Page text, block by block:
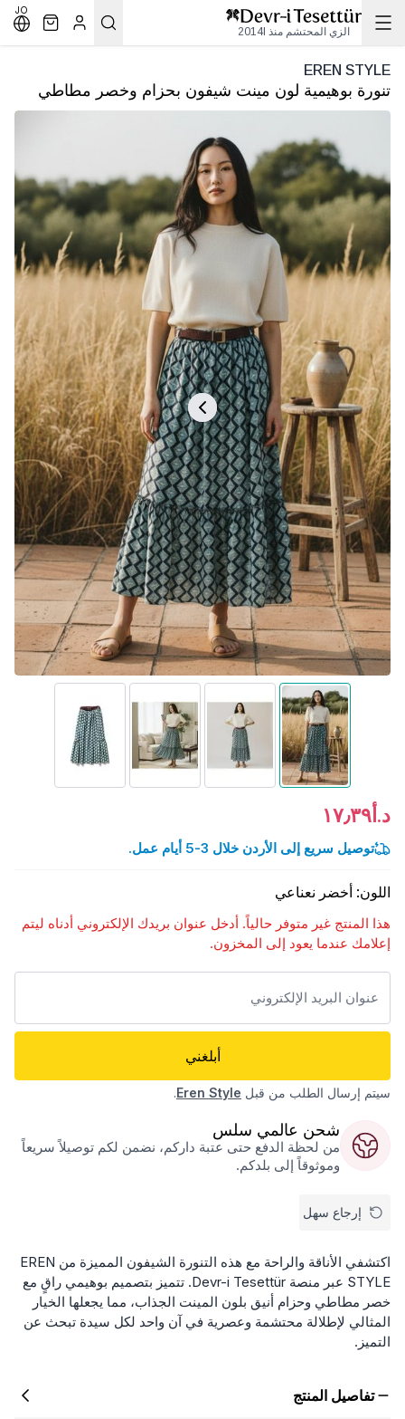
الزي المحتشم منذ 2014l
JO
EREN STYLE
تنورة بوهيمية لون مينت شيفون بحزام وخصر مطاطي
د.أ١٧٫٣٩
توصيل سريع إلى الأردن خلال 3-5 أيام عمل.
اللون: أخضر نعناعي
هذا المنتج غير متوفر حالياً. أدخل عنوان بريدك الإلكتروني أدناه ليتم
إعلامك عندما يعود إلى المخزون.
أبلغني
سيتم إرسال الطلب من قبل Eren Style
.
شحن عالمي سلس
من لحظة الدفع حتى عتبة داركم، نضمن لكم توصيلاً سريعاً
وموثوقاً إلى بلدكم.
إرجاع سهل
اكتشفي الأناقة والراحة مع هذه التنورة الشيفون المميزة من EREN
STYLE عبر منصة Devr-i Tesettür. تتميز بتصميم بوهيمي راقٍ مع
خصر مطاطي وحزام أنيق بلون المينت الجذاب، مما يجعلها الخيار
المثالي لإطلالة محتشمة وعصرية في آن واحد لكل سيدة تبحث عن
التميز.
تفاصيل المنتج